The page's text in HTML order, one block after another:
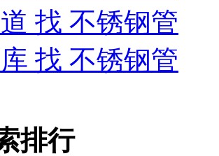
找 不锈钢管
找 不锈钢管
排行